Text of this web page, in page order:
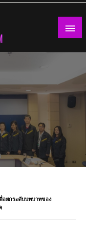
พื่อยกระดับบทบาทของ